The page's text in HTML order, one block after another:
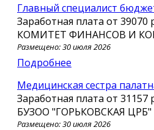
главный специалист
Заработная плата от 39070
КОМИТЕТ ФИНАНСОВ И
Размещено: 30 июля 2026
Подробнее
Медицинская сестра
Заработная плата от 31157
БУЗОО "ГОРЬКОВСКАЯ ЦРБ"
Размещено: 30 июля 2026